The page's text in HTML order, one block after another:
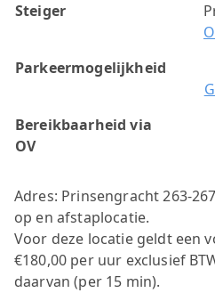
Steiger
Parkeermogelijkheid
Bereikbaarheid via
OV
Adres: Prinsengracht 263-
op en afstaplocatie.
Voor deze locatie geldt een
€180,00 per uur exclusief
daarvan (per 15 min).